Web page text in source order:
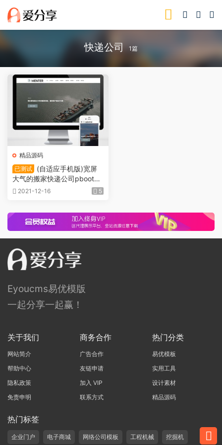
快递公司 1篇
精品源码
已测试
(自适应手机版)宽屏
大气的搬家快递公司pbootc
ms网站模板 响应式搬家家政
2021-12-16 5
Eyoucms易优模版
一起分享一起赢！
关于我们
网站简介
帮助中心
隐私政策
免责申明
商务合作
广告合作
友链申请
加入 VIP
联系方式
热门分类
易优模板
实用工具
设计素材
精品源码
热门标签
企业门户 电子商城 网络公司模板 工程机械 挖掘机